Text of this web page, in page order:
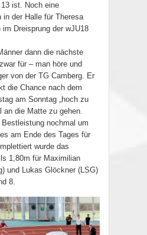
ist. Noch eine
in der Halle für Theresa
im Dreisprung der wJU18
dann die nächste
für – man höre und
von der TG Camberg. Er
die Chance nach dem
am Sonntag „hoch zu
an die Matte zu gehen.
nochmal um
am Ende des Tages für
wurde das
1,80m für Maximilian
und Lukas Glöckner (LSG)
8.